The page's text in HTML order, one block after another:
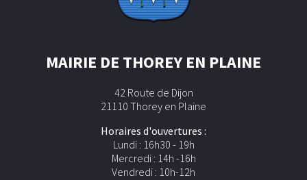
MAIRIE DE THOREY EN PLAINE
42 Route de Dijon
21110 Thorey en Plaine
Horaires d'ouvertures :
Lundi : 16h30 - 19h
Mercredi : 14h -16h
Vendredi : 10h-12h